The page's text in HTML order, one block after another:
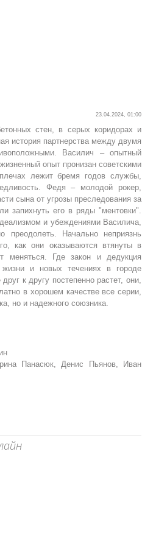
23.04.2024, 01:00
стен, в серых коридорах и
история партнерства между двумя
Василич – опытный
опыт пронизан советскими
лежит бремя годов службы,
Федя – молодой рокер,
сына от угрозы преследования за
запихнуть его в ряды "ментовки".
и убеждениями Василича,
преодолеть. Начально неприязнь
как они оказываются втянуты в
меняться. Где закон и дедукция
и новых течениях в городе
к другу постепенно растет, они,
в хорошем качестве все серии,
но и надежного союзника.
Панасюк, Денис Пьянов, Иван